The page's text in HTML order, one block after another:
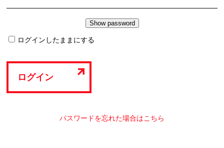
ログインしたままにする
ログイン
パスワードを忘れた場合はこちら